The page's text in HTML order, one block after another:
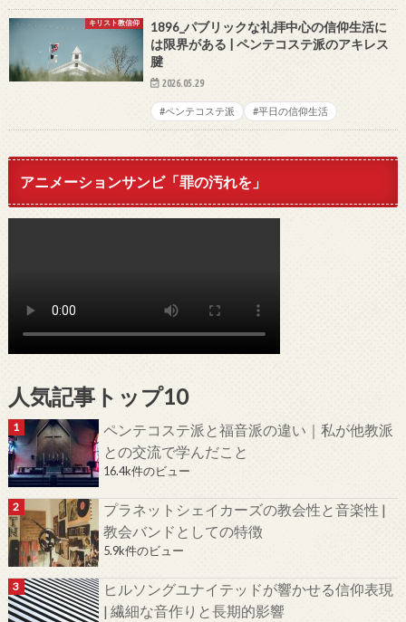
キリスト教信仰
1896_パブリックな礼拝中心の信仰生活に
は限界がある | ペンテコステ派のアキレス
腱
2026.05.29
#ペンテコステ派 #平日の信仰生活
アニメーションサンビ「罪の汚れを」
人気記事トップ10
ペンテコステ派と福音派の違い｜私が他教派
との交流で学んだこと
16.4k件のビュー
プラネットシェイカーズの教会性と音楽性 |
教会バンドとしての特徴
5.9k件のビュー
ヒルソングユナイテッドが響かせる信仰表現
| 繊細な音作りと長期的影響